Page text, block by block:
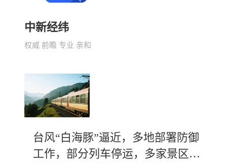
中新经纬
权威 前瞻 专业 亲和
台风“白海豚”逼近，多地部署防御
工作，部分列车停运，多家景区调